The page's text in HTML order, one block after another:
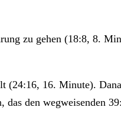
zu gehen (18:8, 8.
16. Minute).
den wegweisenden